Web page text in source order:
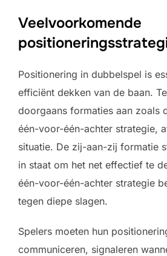
Veelvoorkomende
Positionering in dubbelspel is
efficiënt dekken van de baan.
doorgaans formaties aan zoals
één-voor-één-achter strategie,
situatie. De zij-aan-zij formatie
in staat om het net effectief te
één-voor-één-achter strategie
tegen diepe slagen.
Spelers moeten hun
communiceren, signaleren